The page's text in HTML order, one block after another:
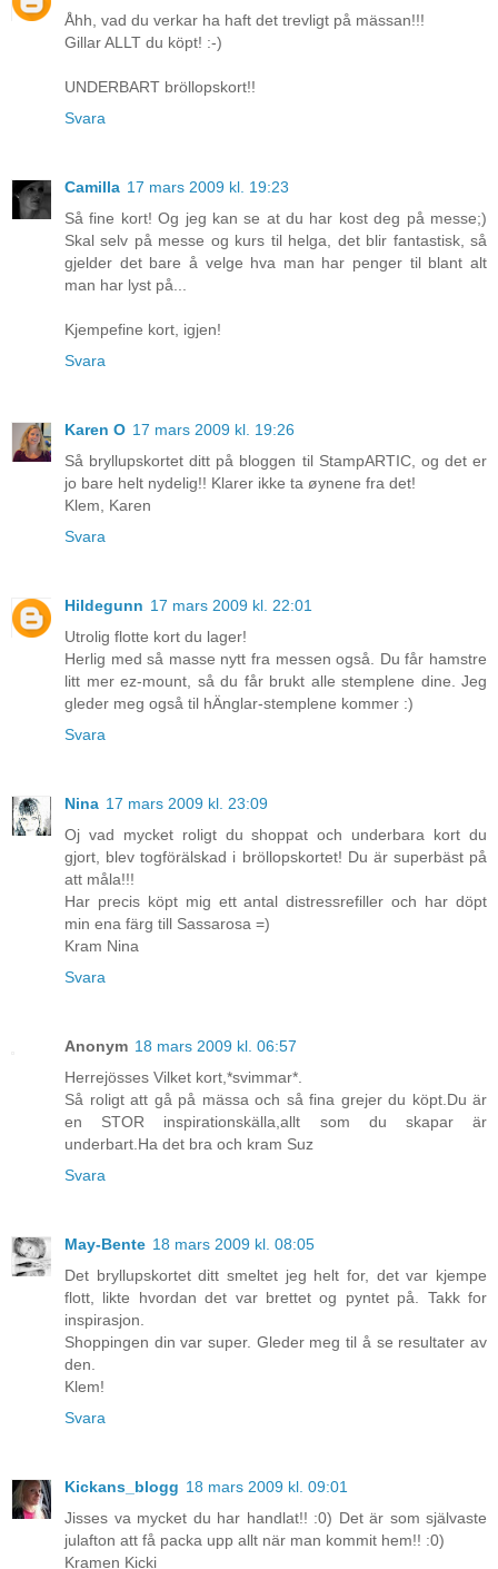
Åhh, vad du verkar ha haft det trevligt på mässan!!!
Gillar ALLT du köpt! :-)
UNDERBART bröllopskort!!
Svara
Camilla 17 mars 2009 kl. 19:23
Så fine kort! Og jeg kan se at du har kost deg på messe;)
Skal selv på messe og kurs til helga, det blir fantastisk, så
gjelder det bare å velge hva man har penger til blant alt
man har lyst på...
Kjempefine kort, igjen!
Svara
Karen O 17 mars 2009 kl. 19:26
Så bryllupskortet ditt på bloggen til StampARTIC, og det er
jo bare helt nydelig!! Klarer ikke ta øynene fra det!
Klem, Karen
Svara
Hildegunn 17 mars 2009 kl. 22:01
Utrolig flotte kort du lager!
Herlig med så masse nytt fra messen også. Du får hamstre
litt mer ez-mount, så du får brukt alle stemplene dine. Jeg
gleder meg også til hÄnglar-stemplene kommer :)
Svara
Nina 17 mars 2009 kl. 23:09
Oj vad mycket roligt du shoppat och underbara kort du
gjort, blev togförälskad i bröllopskortet! Du är superbäst på
att måla!!!
Har precis köpt mig ett antal distressrefiller och har döpt
min ena färg till Sassarosa =)
Kram Nina
Svara
Anonym 18 mars 2009 kl. 06:57
Herrejösses Vilket kort,*svimmar*.
Så roligt att gå på mässa och så fina grejer du köpt.Du är
en STOR inspirationskälla,allt som du skapar är
underbart.Ha det bra och kram Suz
Svara
May-Bente 18 mars 2009 kl. 08:05
Det bryllupskortet ditt smeltet jeg helt for, det var kjempe
flott, likte hvordan det var brettet og pyntet på. Takk for
inspirasjon.
Shoppingen din var super. Gleder meg til å se resultater av
den.
Klem!
Svara
Kickans_blogg 18 mars 2009 kl. 09:01
Jisses va mycket du har handlat!! :0) Det är som självaste
julafton att få packa upp allt när man kommit hem!! :0)
Kramen Kicki